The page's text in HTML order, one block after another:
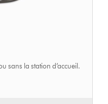
sans la station d’accueil.